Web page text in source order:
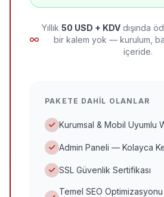
Yıllık 50 USD + KDV dışında
bir kalem yok — kurulum,
içeride.
PAKETE DAHIL OLANLAR
Kurumsal & Mobil Uyumlu
Admin Paneli — Kolayca
SSL Güvenlik Sertifikası
Temel SEO